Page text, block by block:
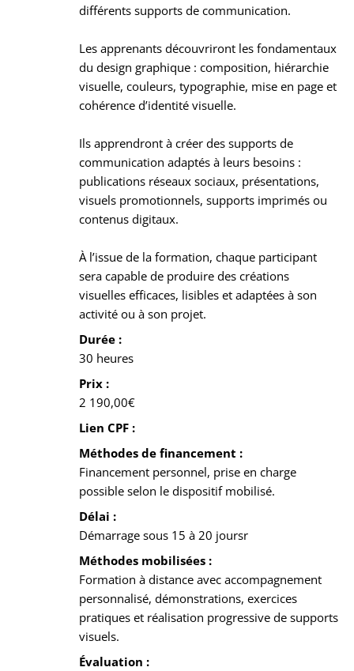
différents supports de communication.
Les apprenants découvriront les fondamentaux
du design graphique : composition, hiérarchie
visuelle, couleurs, typographie, mise en page et
cohérence d’identité visuelle.
Ils apprendront à créer des supports de
communication adaptés à leurs besoins :
publications réseaux sociaux, présentations,
visuels promotionnels, supports imprimés ou
contenus digitaux.
À l’issue de la formation, chaque participant
sera capable de produire des créations
visuelles efficaces, lisibles et adaptées à son
activité ou à son projet.
Durée :
30 heures
Prix :
2 190,00€
Lien CPF :
Méthodes de financement :
Financement personnel, prise en charge
possible selon le dispositif mobilisé.
Délai :
Démarrage sous 15 à 20 joursr
Méthodes mobilisées :
Formation à distance avec accompagnement
personnalisé, démonstrations, exercices
pratiques et réalisation progressive de supports
visuels.
Évaluation :